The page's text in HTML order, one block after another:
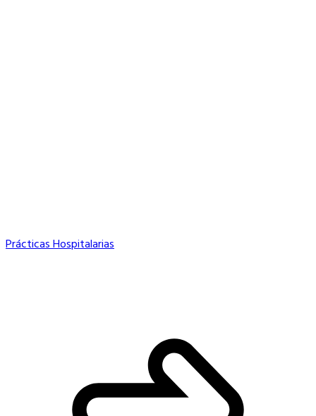
Prácticas Hospitalarias